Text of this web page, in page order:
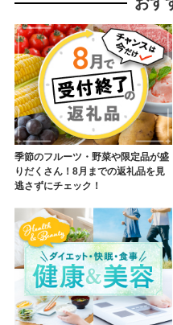
季節のフルーツ・野菜や限定品が盛
りだくさん！8月までの返礼品を見
逃さずにチェック！